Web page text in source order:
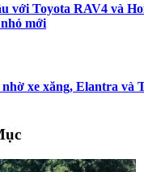
với Toyota RAV4 và
mới
xe xăng, Elantra và